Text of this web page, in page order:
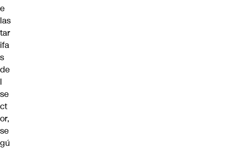
e
las
tar
ifa
s
de
l
se
ct
or,
se
gú